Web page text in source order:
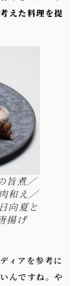
えた料理を提
旨煮／
和え／
向夏と
揚げ
ィアを参考に
んですね。や